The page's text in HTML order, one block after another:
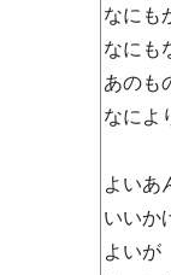
なにも
なにも
あのも
なによ
よいあ
いいか
よいが